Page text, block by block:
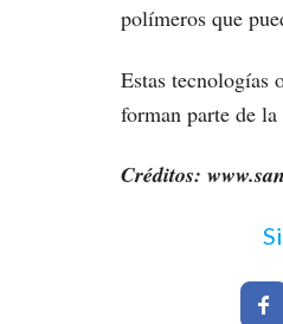
polímeros que
Estas tecnologías
forman parte de
Créditos: